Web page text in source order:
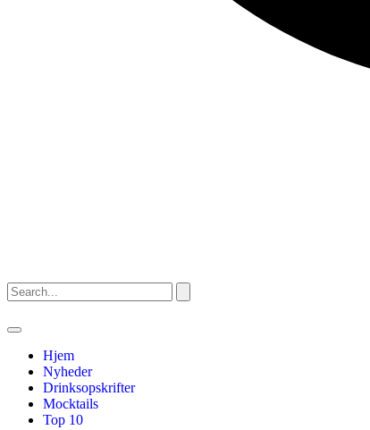
Hjem
Nyheder
Drinksopskrifter
Mocktails
Top 10